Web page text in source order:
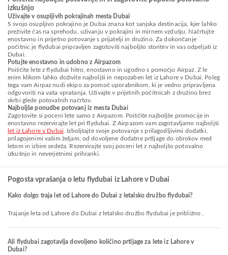
izkušnjo
Uživajte v osupljivih pokrajinah mesta Dubai
S svojo osupljivo pokrajino je Dubai znana kot sanjska destinacija, kjer lahko
preživite čas na sprehodu, uživanju v pokrajini in mirnem vzdušju. Načrtujte
enostavno in prijetno potovanje s prijatelji in družino. Za dokončanje
počitnic je flydubai pripravljen zagotoviti najboljšo storitev in vas odpeljati iz
Dubai.
Potujte enostavno in udobno z Airpazom
Poiščite lete z flydubai hitro, enostavno in ugodno s pomočjo Airpaz. Z le
enim klikom lahko doživite najboljši in nepozaben let iz Lahore v Dubai. Poleg
tega vam Airpaz nudi ekipo za pomoč uporabnikom, ki je vedno pripravljena
odgovoriti na vaša vprašanja. Uživajte v prijetnih počitnicah z družino brez
skrbi glede potovalnih načrtov.
Najboljše ponudbe potovanj iz mesta Dubai
Zagotovite si poceni lete samo z Airpazom. Poiščite najboljše promocije in
enostavno rezervirajte let pri flydubai. Z Airpazom vam zagotavljamo najboljši
let iz Lahore v Dubai . Izboljšajte svoje potovanje s prilagodljivimi dodatki,
prilagojenimi vašim željam, od dovoljene dodatne prtljage do obrokov med
letom in izbire sedeža. Rezervirajte svoj poceni let z najboljšo potovalno
izkušnjo in neverjetnimi prihranki.
Pogosta vprašanja o letu flydubai iz Lahore v Dubai
Kako dolgo traja let od Lahore do Dubai z letalsko družbo flydubai?
Trajanje leta od Lahore do Dubai z letalsko družbo flydubai je približno .
Ali flydubai zagotavlja dovoljeno količino prtljage za lete iz Lahore v
Dubai?